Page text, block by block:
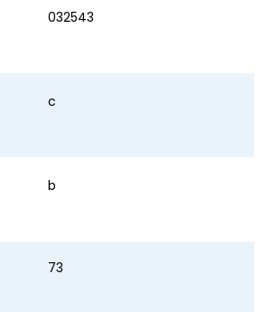
032543
c
b
73